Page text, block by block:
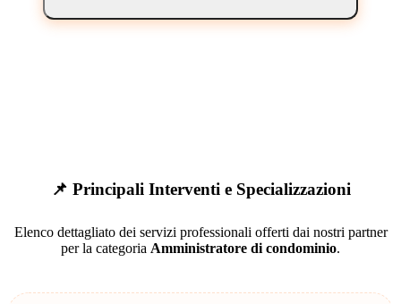
📌 Principali Interventi e Specializzazioni
Elenco dettagliato dei servizi professionali offerti dai nostri partner
per la categoria Amministratore di condominio.